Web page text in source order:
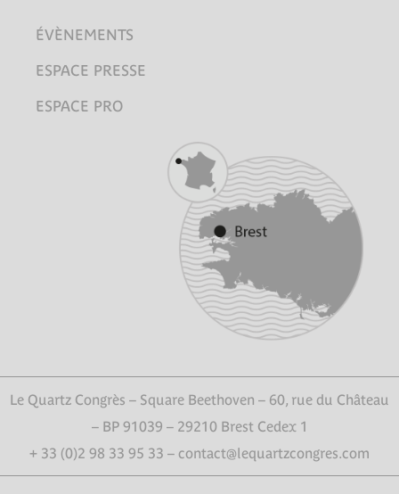
ÉVÈNEMENTS
ESPACE PRESSE
ESPACE PRO
Le Quartz Congrès – Square Beethoven – 60, rue du Château
– BP 91039 – 29210 Brest Cedex 1
+ 33 (0)2 98 33 95 33 – contact@lequartzcongres.com